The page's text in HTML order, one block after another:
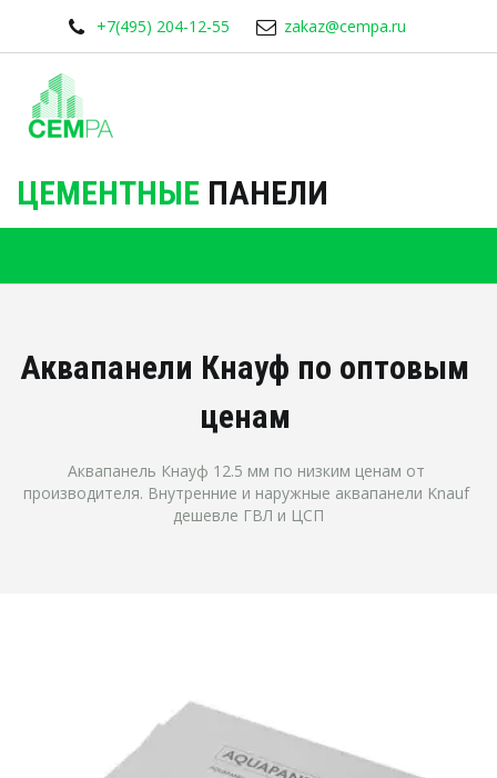
+7(495) 204-12-55 zakaz@cempa.ru
ЦЕМЕНТНЫЕ ПАНЕЛИ
Аквапанели Кнауф по оптовым
ценам
Аквапанель Кнауф 12.5 мм по низким ценам от
производителя. Внутренние и наружные аквапанели Knauf
дешевле ГВЛ и ЦСП